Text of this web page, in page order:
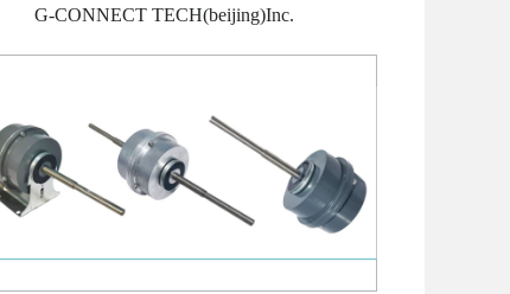
G-CONNECT TECH(beijing)Inc.